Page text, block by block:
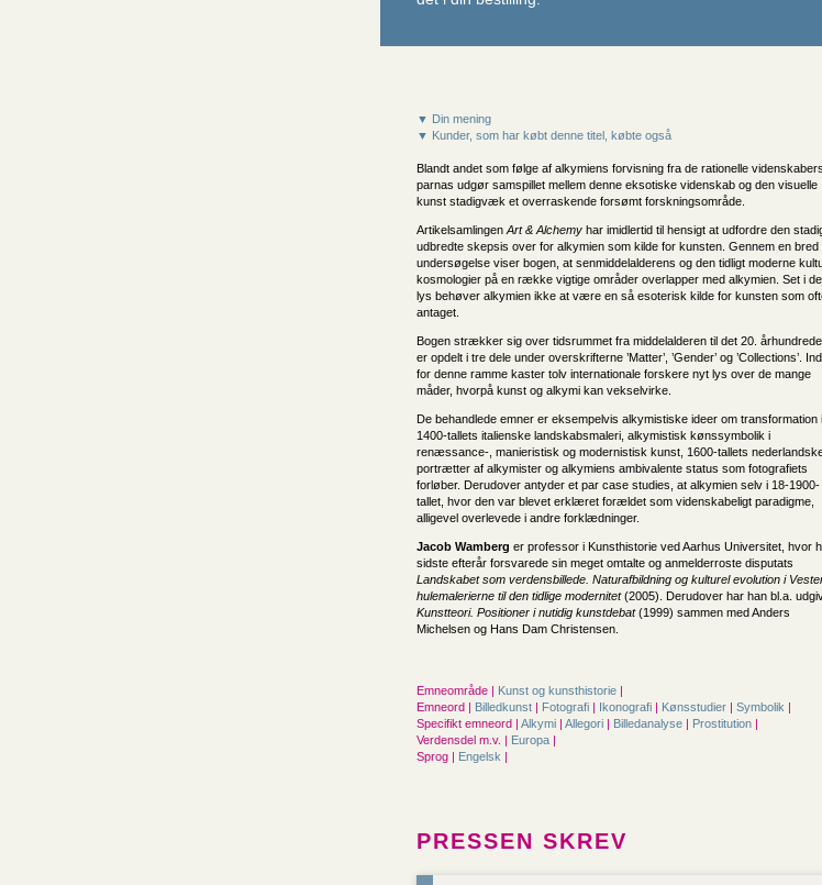
▼ Din mening
▼ Kunder, som har købt denne titel, købte også
Blandt andet som følge af alkymiens forvisning fra de rationelle videnskabers
parnas udgør samspillet mellem denne eksotiske videnskab og den visuelle
kunst stadigvæk et overraskende forsømt forskningsområde.
Artikelsamlingen Art & Alchemy har imidlertid til hensigt at udfordre den
udbredte skepsis over for alkymien som kilde for kunsten. Gennem en bred
undersøgelse viser bogen, at senmiddelalderens og den tidligt moderne
kosmologier på en række vigtige områder overlapper med alkymien. Set i
lys behøver alkymien ikke at være en så esoterisk kilde for kunsten som
antaget.
Bogen strækker sig over tidsrummet fra middelalderen til det 20.
er opdelt i tre dele under overskrifterne ’Matter’, ’Gender’ og ’Collections’.
for denne ramme kaster tolv internationale forskere nyt lys over de mange
måder, hvorpå kunst og alkymi kan vekselvirke.
De behandlede emner er eksempelvis alkymistiske ideer om transformation i
1400-tallets italienske landskabsmaleri, alkymistisk kønssymbolik i
renæssance-, manieristisk og modernistisk kunst, 1600-tallets
portrætter af alkymister og alkymiens ambivalente status som fotografiets
forløber. Derudover antyder et par case studies, at alkymien selv i 18-1900-
tallet, hvor den var blevet erklæret forældet som videnskabeligt paradigme,
alligevel overlevede i andre forklædninger.
Jacob Wamberg er professor i Kunsthistorie ved Aarhus Universitet, hvor
sidste efterår forsvarede sin meget omtalte og anmelderroste disputats
Landskabet som verdensbillede. Naturafbildning og kulturel evolution i
hulemalerierne til den tidlige modernitet(2005). Derudover har han bl.a.
Kunstteori. Positioner i nutidig kunstdebat(1999) sammen med Anders
Michelsen og Hans Dam Christensen.
Emneområde | Kunst og kunsthistorie |
Emneord | Billedkunst | Fotografi | Ikonografi | Kønsstudier | Symbolik |
Specifikt emneord | Alkymi | Allegori | Billedanalyse | Prostitution |
Verdensdel m.v. | Europa |
Sprog | Engelsk |
PRESSEN SKREV